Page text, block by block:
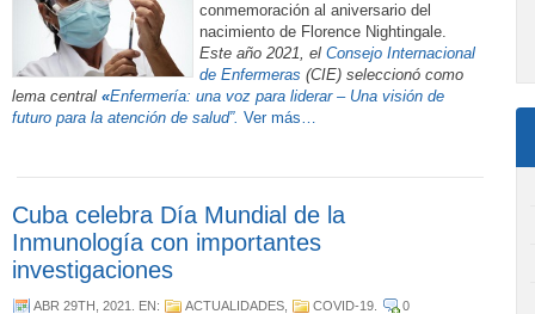
conmemoración al aniversario del
nacimiento de Florence Nightingale.
Este año 2021, el Consejo Internacional
de Enfermeras (CIE) seleccionó como
lema central «Enfermería: una voz para liderar – Una visión de
futuro para la atención de salud”. Ver más…
Cuba celebra Día Mundial de la
Inmunología con importantes
investigaciones
ABR 29TH, 2021 . EN: ACTUALIDADES COVID-19
0